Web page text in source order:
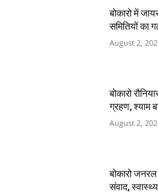
बोकारो में
समितियों का
August 2,
बोकारो
ग्रहण, श्याम
August 2,
बोकारो
संवाद,